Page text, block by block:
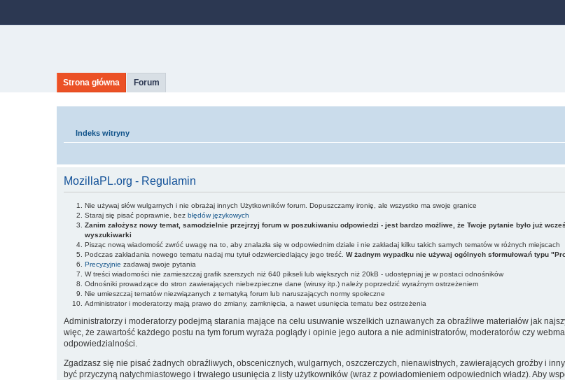
Strona główna Forum
Indeks witryny
MozillaPL.org - Regulamin
Nie używaj słów wulgarnych i nie obrażaj innych Użytkowników forum. Dopuszczamy ironię, ale wszystko ma swoje granice
Staraj się pisać poprawnie, bez błędów językowych
Zanim założysz nowy temat, samodzielnie przejrzyj forum w poszukiwaniu odpowiedzi - jest bardzo możliwe, że Twoje pytanie było już
wyszukiwarki
Pisząc nową wiadomość zwróć uwagę na to, aby znalazła się w odpowiednim dziale i nie zakładaj kilku takich samych tematów w różnych miejscach
Podczas zakładania nowego tematu nadaj mu tytuł odzwierciedlający jego treść. W żadnym wypadku nie używaj ogólnych sformułowań typu
Precyzyjnie zadawaj swoje pytania
W treści wiadomości nie zamieszczaj grafik szerszych niż 640 pikseli lub większych niż 20kB - udostępniaj je w postaci odnośników
Odnośniki prowadzące do stron zawierających niebezpieczne dane (wirusy itp.) należy poprzedzić wyraźnym ostrzeżeniem
Nie umieszczaj tematów niezwiązanych z tematyką forum lub naruszających normy społeczne
Administrator i moderatorzy mają prawo do zmiany, zamknięcia, a nawet usunięcia tematu bez ostrzeżenia
Administratorzy i moderatorzy podejmą starania mające na celu usuwanie wszelkich uznawanych za obraźliwe materiałów jak
więc, że zawartość każdego postu na tym forum wyraża poglądy i opinie jego autora a nie administratorów, moderatorów czy
odpowiedzialności.
Zgadzasz się nie pisać żadnych obraźliwych, obscenicznych, wulgarnych, oszczerczych, nienawistnych, zawierających groźby i
być przyczyną natychmiastowego i trwałego usunięcia z listy użytkowników (wraz z powiadomieniem odpowiednich władz). Aby